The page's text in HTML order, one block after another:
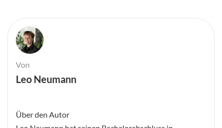
Von
Leo Neumann
Über den Autor